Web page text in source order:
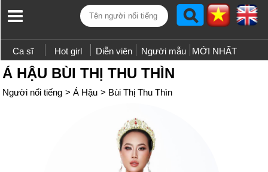
Ca sĩ Hot girl Diễn viên Người mẫu MỚI NHẤT
Á HẬU BÙI THỊ THU THÌN
Người nổi tiếng > Á Hậu > Bùi Thị Thu Thìn